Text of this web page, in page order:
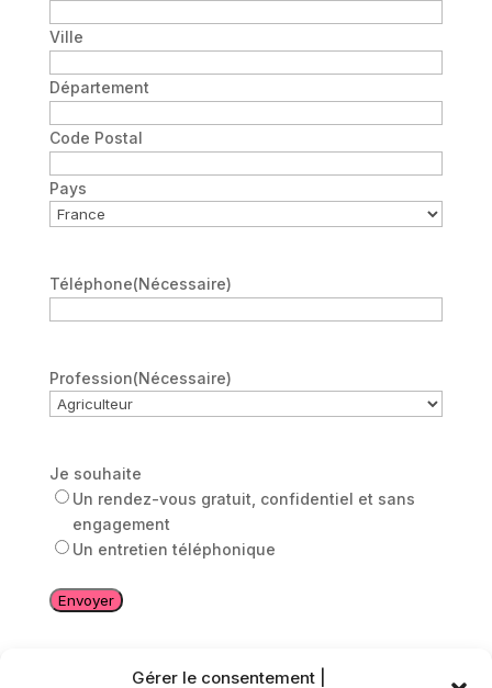
Gérer le consentement |
Ville
Département
Code Postal
Pays
Téléphone(Nécessaire)
Profession(Nécessaire)
Je souhaite
Un rendez-vous gratuit, confidentiel et sans
engagement
Un entretien téléphonique